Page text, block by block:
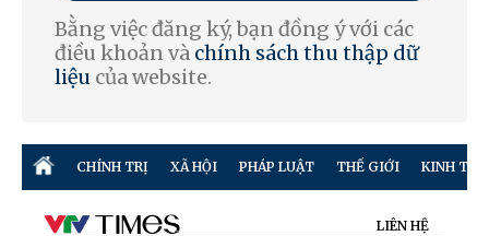
Bằng việc đăng ký, bạn đồng ý với các
điều khoản và chính sách thu thập dữ
liệu của website.
CHÍNH TRỊ XÃ HỘI PHÁP LUẬT THẾ GIỚI KINH TẾ
LIÊN HỆ